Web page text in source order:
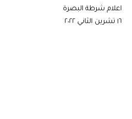
اعلام شرطة البصرة
١٦ تشرين الثاني ٢٠٢٢